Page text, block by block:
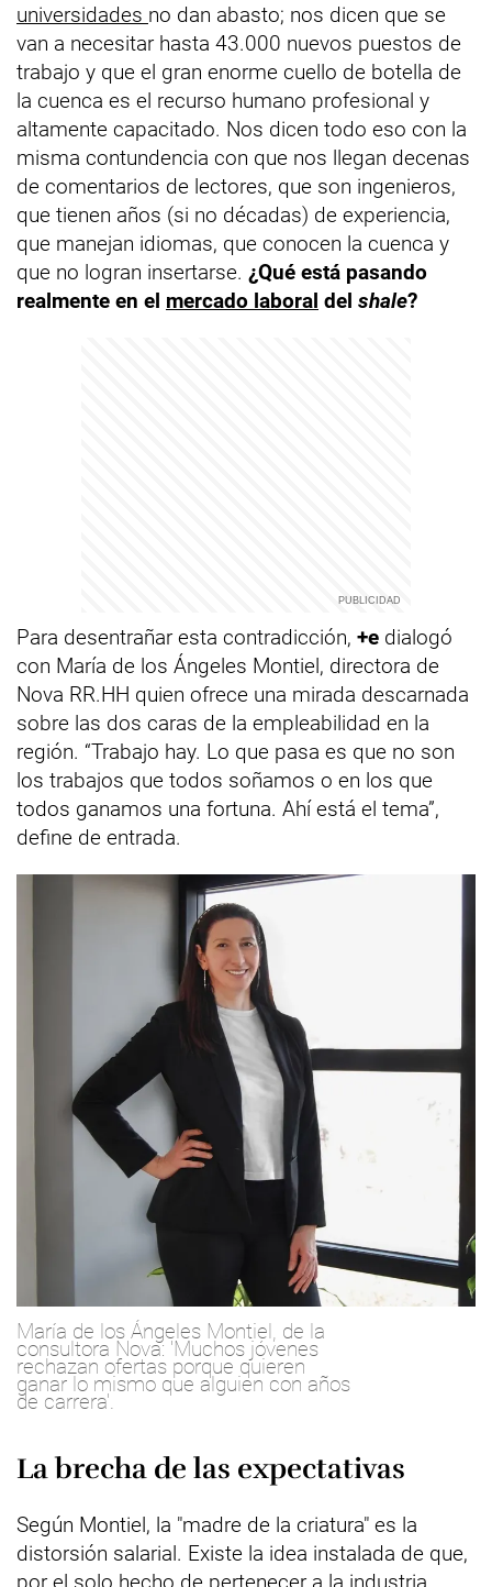
universidades no dan abasto; nos dicen que se
van a necesitar hasta 43.000 nuevos puestos de
trabajo y que el gran enorme cuello de botella de
la cuenca es el recurso humano profesional y
altamente capacitado. Nos dicen todo eso con la
misma contundencia con que nos llegan decenas
de comentarios de lectores, que son ingenieros,
que tienen años (si no décadas) de experiencia,
que manejan idiomas, que conocen la cuenca y
que no logran insertarse. ¿Qué está pasando
realmente en el mercado laboral del shale?
Para desentrañar esta contradicción, +e dialogó
con María de los Ángeles Montiel, directora de
Nova RR.HH quien ofrece una mirada descarnada
sobre las dos caras de la empleabilidad en la
región. “Trabajo hay. Lo que pasa es que no son
los trabajos que todos soñamos o en los que
todos ganamos una fortuna. Ahí está el tema”,
define de entrada.
María de los Ángeles Montiel, de la
consultora Nova: 'Muchos jóvenes
rechazan ofertas porque quieren
ganar lo mismo que alguien con años
de carrera'.
La brecha de las expectativas
Según Montiel, la "madre de la criatura" es la
distorsión salarial. Existe la idea instalada de que,